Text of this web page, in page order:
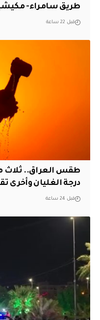
طريق سامراء-
قبل 22 ساعة
طقس العراق..
درجة الغليان وأخرى
قبل 24 ساعة